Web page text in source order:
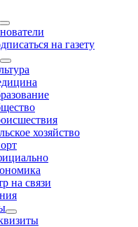
на газету
хозяйство
на связи